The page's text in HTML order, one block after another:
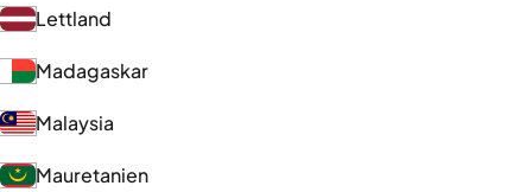
Lettland
Madagaskar
Malaysia
Mauretanien